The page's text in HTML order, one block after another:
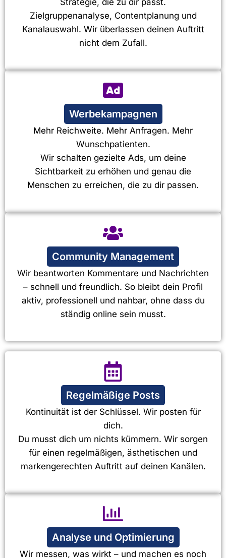
Zielgruppenanalyse, Contentplanung und
Kanalauswahl. Wir überlassen deinen Auftritt
nicht dem Zufall.
Werbekampagnen
Mehr Reichweite. Mehr Anfragen. Mehr
Wunschpatienten.
Wir schalten gezielte Ads, um deine
Sichtbarkeit zu erhöhen und genau die
Menschen zu erreichen, die zu dir passen.
Community Management
Wir beantworten Kommentare und Nachrichten
– schnell und freundlich. So bleibt dein Profil
aktiv, professionell und nahbar, ohne dass du
ständig online sein musst.
Regelmäßige Posts
Kontinuität ist der Schlüssel. Wir posten für
dich.
Du musst dich um nichts kümmern. Wir sorgen
für einen regelmäßigen, ästhetischen und
markengerechten Auftritt auf deinen Kanälen.
Analyse und Optimierung
Wir messen, was wirkt – und machen es noch